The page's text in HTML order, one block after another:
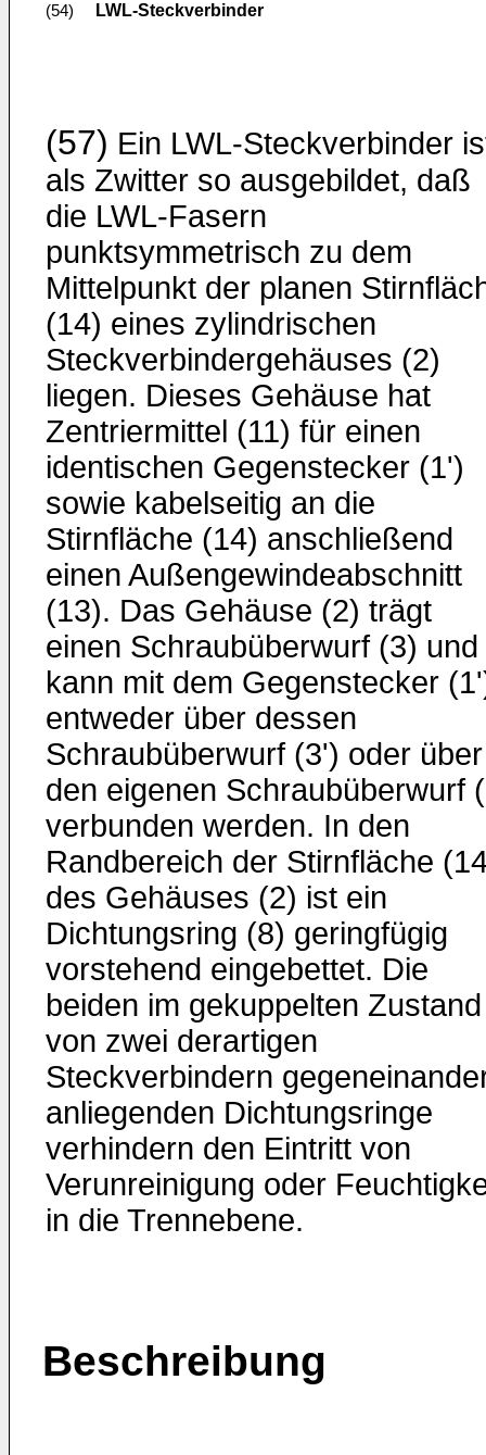
(54) LWL-Steckverbinder
(57) Ein LWL-Steckverbinder
als Zwitter so ausgebildet, daß
die LWL-Fasern
punktsymmetrisch zu dem
Mittelpunkt der planen
(14) eines zylindrischen
Steckverbindergehäuses (2)
liegen. Dieses Gehäuse hat
Zentriermittel (11) für einen
identischen Gegenstecker (1')
sowie kabelseitig an die
Stirnfläche (14) anschließend
einen Außengewindeabschnitt
(13). Das Gehäuse (2) trägt
einen Schraubüberwurf (3) und
kann mit dem Gegenstecker
entweder über dessen
Schraubüberwurf (3') oder über
den eigenen Schraubüberwurf
verbunden werden. In den
Randbereich der Stirnfläche
des Gehäuses (2) ist ein
Dichtungsring (8) geringfügig
vorstehend eingebettet. Die
beiden im gekuppelten Zustand
von zwei derartigen
Steckverbindern
anliegenden Dichtungsringe
verhindern den Eintritt von
Verunreinigung oder
in die Trennebene.
Beschreibung